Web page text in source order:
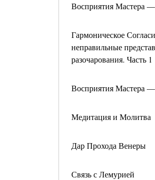
Восприятия Мастера
Гармоническое
неправильные
разочарования. Часть 1
Восприятия Мастера
Медитация и Молитва
Дар Прохода Венеры
Связь с Лемурией